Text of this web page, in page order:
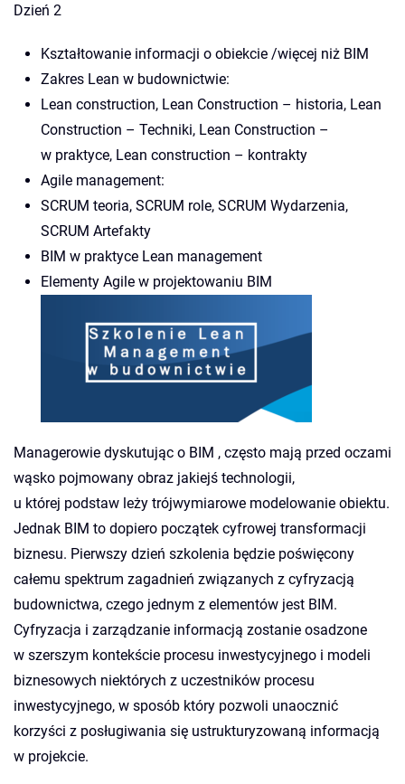
Dzień 2
Kształtowanie informacji o obiekcie /więcej niż BIM
Zakres Lean w budownictwie:
Lean construction, Lean Construction – historia, Lean
Construction – Techniki, Lean Construction –
w praktyce, Lean construction – kontrakty
Agile management:
SCRUM teoria, SCRUM role, SCRUM Wydarzenia,
SCRUM Artefakty
BIM w praktyce Lean management
Elementy Agile w projektowaniu BIM
Managerowie dyskutując o BIM , często mają przed oczami
wąsko pojmowany obraz jakiejś technologii,
u której podstaw leży trójwymiarowe modelowanie obiektu.
Jednak BIM to dopiero początek cyfrowej transformacji
biznesu. Pierwszy dzień szkolenia będzie poświęcony
całemu spektrum zagadnień związanych z cyfryzacją
budownictwa, czego jednym z elementów jest BIM.
Cyfryzacja i zarządzanie informacją zostanie osadzone
w szerszym kontekście procesu inwestycyjnego i modeli
biznesowych niektórych z uczestników procesu
inwestycyjnego, w sposób który pozwoli unaocznić
korzyści z posługiwania się ustrukturyzowaną informacją
w projekcie.